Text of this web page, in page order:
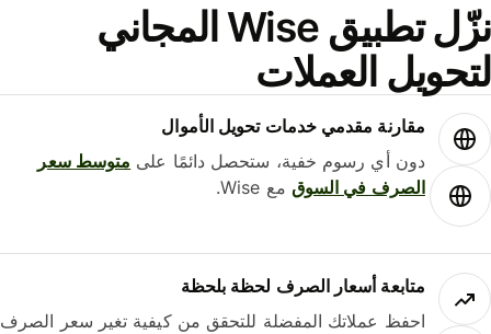
نزّل تطبيق Wise المجاني
العملات
مقارنة مقدمي خدمات تحويل الأموال
دون أي رسوم خفية، ستحصل دائمًا علىمتوسط ​​سعر
الصرف في السوقمع Wise.
متابعة أسعار الصرف لحظة بلحظة
احفظ عملاتك المفضلة للتحقق من كيفية تغير سعر الصرف